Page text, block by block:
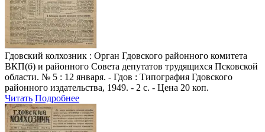
Гдовский колхозник : Орган Гдовского районного комитета
ВКП(б) и районного Совета депутатов трудящихся Псковской
области. № 5 : 12 января. - Гдов : Типография Гдовского
районного издательства, 1949. - 2 с. - Цена 20 коп.
Читать Подробнее